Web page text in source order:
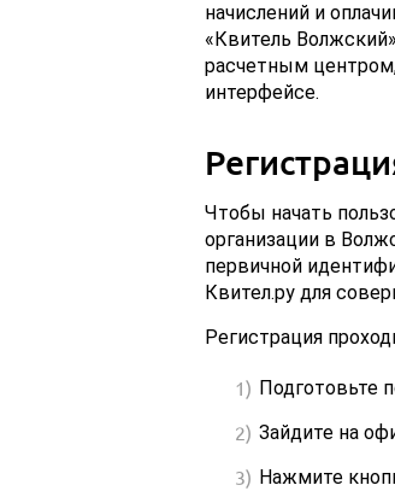
начислений и
«Квитель
расчетным
интерфейсе.
Чтобы начать
организации в
первичной
Квител.ру для
Регистрация
Подготовьте
Зайдите на
Нажмите